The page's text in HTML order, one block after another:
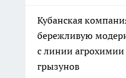
Кубанская
бережливую
с линии
грызунов